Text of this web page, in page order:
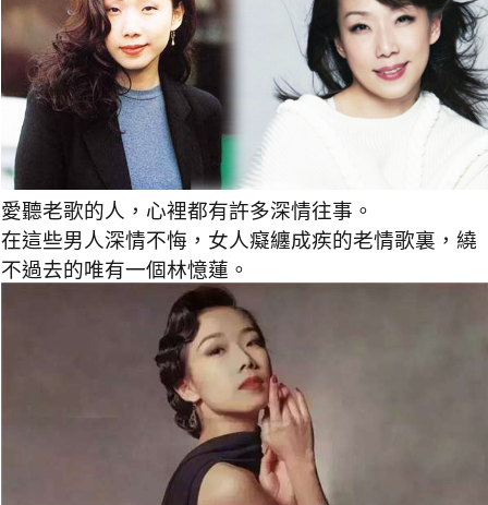
愛聽老歌的人，心裡都有許多深情往事。
在這些男人深情不悔，女人癡纏成疾的老情歌裏，繞
不過去的唯有一個林憶蓮。